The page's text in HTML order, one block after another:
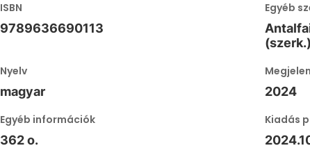
ISBN
9789636690113
Egyéb
Nyelv
magyar 2024
Egyéb információk
362 o.
Kiadás